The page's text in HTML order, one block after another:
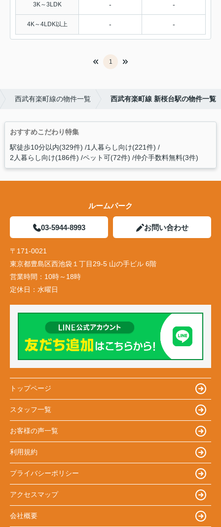
3K～3LDK - -
4K～4LDK以上 - -
1
西武有楽町線の物件一覧 西武有楽町線 新桜台駅の物件一覧
おすすめこだわり特集
駅徒歩10分以内(329件) 1人暮らし向け(221件)
2人暮らし向け(186件) ペット可(72件) 仲介手数料無料(3件)
ルームパーク
03-5944-8993 お問い合わせ
〒171-0021
東京都豊島区西池袋１丁目29-5 山の手ビル 6階
営業時間： 10時～18時
定休日： 水曜日
トップページ
スタッフ一覧
お客様の声一覧
利用規約
プライバシーポリシー
アクセスマップ
会社概要